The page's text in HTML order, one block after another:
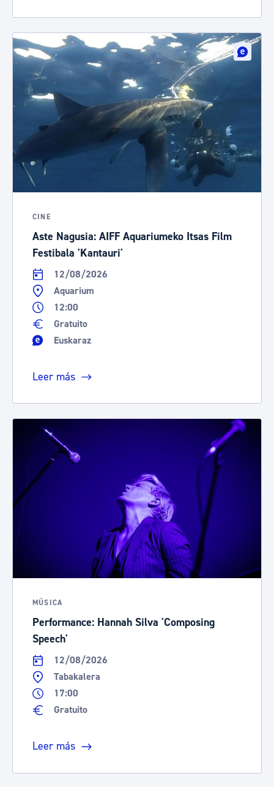
CINE
Aste Nagusia: AIFF Aquariumeko Itsas Film
Festibala 'Kantauri'
12/08/2026
Aquarium
12:00
Gratuito
Euskaraz
Leer más
MÚSICA
Performance: Hannah Silva 'Composing
Speech'
12/08/2026
Tabakalera
17:00
Gratuito
Leer más